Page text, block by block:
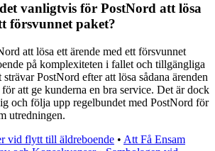
vanligtvis för PostNord att lösa
försvunnet paket?
att lösa ett ärende med ett försvunnet
på komplexiteten i fallet och tillgängliga
strävar PostNord efter att lösa sådana ärenden
att ge kunderna en bra service. Det är dock
och följa upp regelbundet med PostNord för
utredningen.
vid flytt till äldreboende • Att Få Ensam